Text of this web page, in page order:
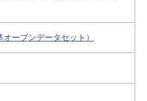
ープンデータセット）